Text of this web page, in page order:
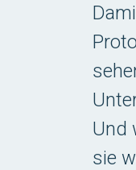
Und
sie